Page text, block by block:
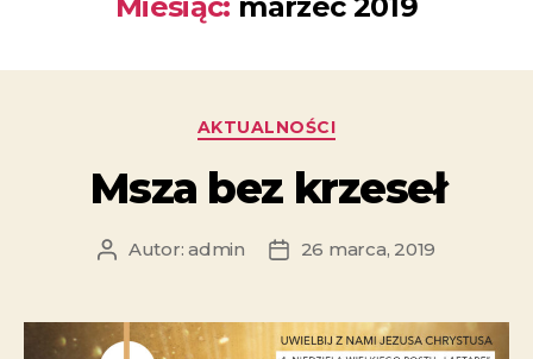
AKTUALNOŚCI
Msza bez krzeseł
Autor:admin 26 marca, 2019